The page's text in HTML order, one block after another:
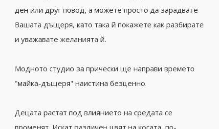
ден или друг повод, а можете просто да зарадвате
Вашата дъщеря, като така й покажете как разбирате
и уважавате желанията й.
Модното студио за прически ще направи времето
"майка-дъщеря" наистина безценно.
Децата растат под влиянието на средата се